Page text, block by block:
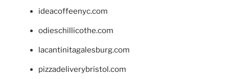
ideacoffeenyc.com
odieschillicothe.com
lacantinitagalesburg.com
pizzadeliverybristol.com